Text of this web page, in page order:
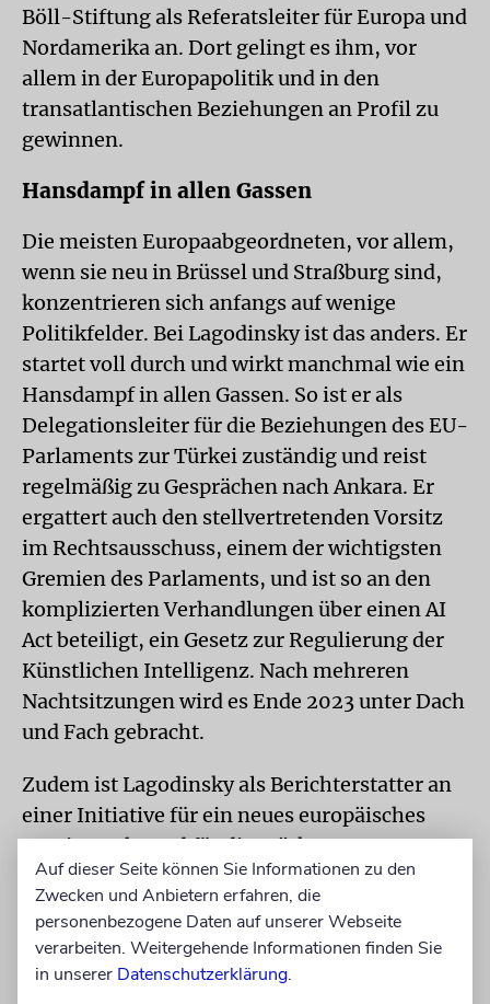
Böll-Stiftung als Referats­leiter für Europa und
Nordamerika an. Dort gelingt es ihm, vor
allem in der Europapolitik und in den
transatlantischen Beziehungen an Profil zu
gewinnen.
Hansdampf in allen Gassen
Die meisten Europaabgeordneten, vor allem,
wenn sie neu in Brüssel und Straßburg sind,
konzentrieren sich anfangs auf wenige
Politikfelder. Bei Lagodinsky ist das anders. Er
startet voll durch und wirkt manchmal wie ein
Hansdampf in allen Gassen. So ist er als
Delegationsleiter für die Beziehungen des EU-
Parlaments zur Türkei zuständig und reist
regelmäßig zu Gesprächen nach Ankara. Er
ergattert auch den stellvertretenden Vorsitz
im Rechtsausschuss, einem der wichtigsten
Gremien des Parlaments, und ist so an den
komplizierten Verhandlungen über einen AI
Act beteiligt, ein Gesetz zur Regulierung der
Künstlichen Intelligenz. Nach mehreren
Nachtsitzungen wird es Ende 2023 unter Dach
und Fach gebracht.
Zudem ist Lagodinsky als Berichterstatter an
einer Initiative für ein neues europäisches
Vereinsrecht und für die Stärkung
zivilgesellschaftlicher Organisationen
beteiligt. Fast täglich meldet er sich zu den
großen Fragen europäischer Außen- und
Sicherheitspolitik zu Wort. So fordert er im
Auf dieser Seite können Sie Informationen zu den
Zwecken und Anbietern erfahren, die
personenbezogene Daten auf unserer Webseite
verarbeiten. Weitergehende Informationen finden Sie
in unserer Datenschutzerklärung.